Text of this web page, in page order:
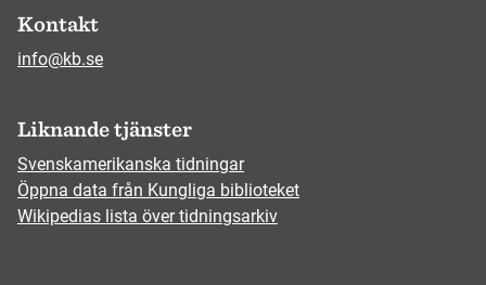
Kontakt
info@kb.se
Liknande tjänster
Svenskamerikanska tidningar
Öppna data från Kungliga biblioteket
Wikipedias lista över tidningsarkiv